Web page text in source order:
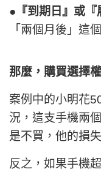
●『到期日』或
「兩個月後」這
那麼，購買選擇
案例中的小明花
況，這支手機兩
是不買，他的損
反之，如果手機